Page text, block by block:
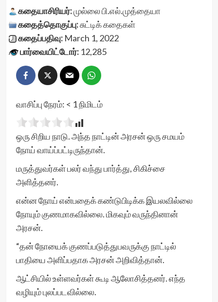
கதையாசிரியர்:முல்லை பி.எல்.முத்தையா
கதைத்தொகுப்பு:சுட்டிக் கதைகள்
கதைப்பதிவு:March 1, 2022
பார்வையிட்டோர்:12,285
வாசிப்பு நேரம்: < 1நிமிடம்
ஒரு சிறிய நாடு. அந்த நாட்டின் அரசன் ஒரு சமயம்
நோய் வாய்ப்பட்டிருந்தான்.
மருத்துவர்கள் பலர் வந்து பார்த்து, சிகிச்சை
அளித்தனர்.
என்ன நோய் என்பதைக் கண்டுபிடிக்க இயலவில்லை
நோயும் குணமாகவில்லை. மிகவும் வருந்தினான்
அரசன்.
“தன் நோயைக் குணப்படுத்துபவருக்கு நாட்டில்
பாதியை அளிப்பதாக அரசன் அறிவித்தான்.
ஆட்சியில் உள்ளவர்கள் கூடி ஆலோசித்தனர். எந்த
வழியும் புலப்படவில்லை.